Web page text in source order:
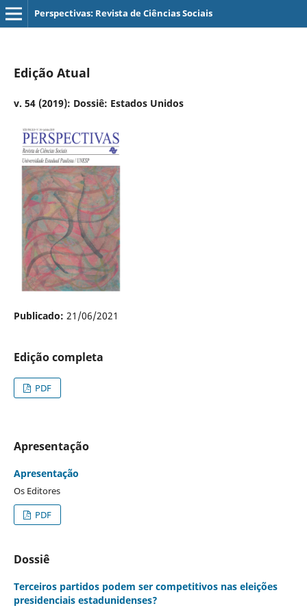
Perspectivas: Revista de Ciências Sociais
Edição Atual
v. 54 (2019): Dossiê: Estados Unidos
Publicado: 21/06/2021
Edição completa
PDF
Apresentação
Apresentação
Os Editores
PDF
Dossiê
Terceiros partidos podem ser competitivos nas eleições
presidenciais estadunidenses?